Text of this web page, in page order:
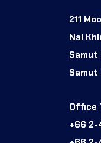
211
Nai
Samut
Office
+66 2-